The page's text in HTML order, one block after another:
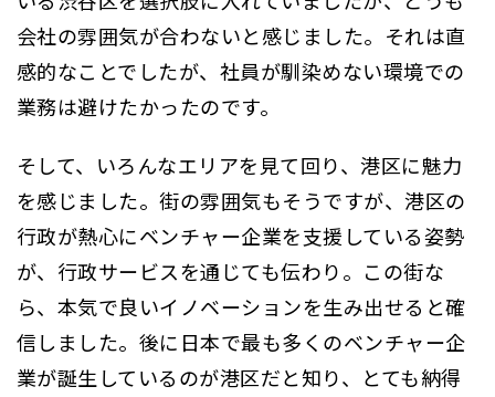
会社の雰囲気が合わないと感じました。それは直
感的なことでしたが、社員が馴染めない環境での
業務は避けたかったのです。
そして、いろんなエリアを見て回り、港区に魅力
を感じました。街の雰囲気もそうですが、港区の
行政が熱心にベンチャー企業を支援している姿勢
が、行政サービスを通じても伝わり。この街な
ら、本気で良いイノベーションを生み出せると確
信しました。後に日本で最も多くのベンチャー企
業が誕生しているのが港区だと知り、とても納得